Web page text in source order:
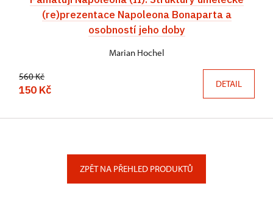
(re)prezentace Napoleona Bonaparta a
osobností jeho doby
Marian Hochel
560 Kč
150 Kč DETAIL
ZPĚT NA PŘEHLED PRODUKTŮ